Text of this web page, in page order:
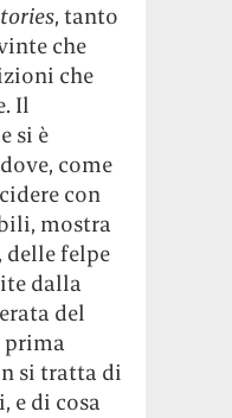
, tanto
che
che
Il
si è
come
con
mostra
delle felpe
dalla
del
prima
si tratta di
e di cosa